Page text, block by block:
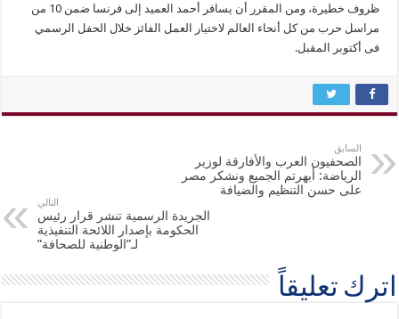
ظروف خطيرة، ومن المقرر أن يسافر أحمد العميد إلى فرنسا ضمن 10 من
مراسل حرب من كل أنحاء العالم لاختيار العمل الفائز خلال الحفل الرسمي
فى أكتوبر المقبل.
السابق
الصحفيون العرب والأفارقة لوزير
الرياضة: أبهرتم الجميع ونشكر مصر
على حسن التنظيم والضيافة
التالي
الجريدة الرسمية تنشر قرار رئيس
الحكومة بإصدار اللائحة التنفيذية
لـ”الوطنية للصحافة”
اترك تعليقاً